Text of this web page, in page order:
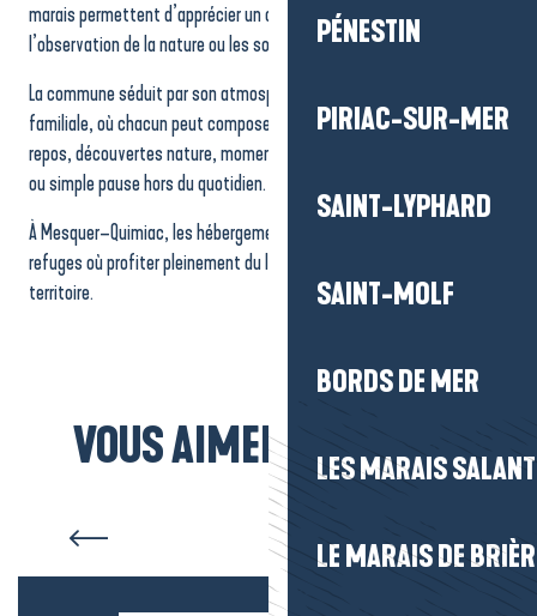
PÉNESTIN
PIRIAC-SUR-MER
SAINT-LYPHARD
SAINT-MOLF
BORDS DE MER
LES MARAIS
LE MARAIS DE
marais permettent d’apprécier un cadre plus calme, idéal pour
l’observation de la nature ou les sorties tranquilles.
La commune séduit par son atmosphère douce, authentique et
familiale, où chacun peut composer un séjour selon ses envies :
repos, découvertes nature, moments en famille,
ou simple pause hors du quotidien.
À Mesquer–Quimiac, les hébergements deviennent de véritables
refuges où profiter pleinement du littoral et de la tranquillité du
territoire.
VOUS AIMEREZ AUSSI...
Hébergement Le Croisic